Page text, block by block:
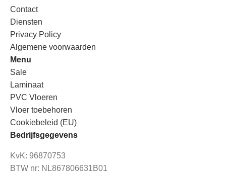
Contact
Diensten
Privacy Policy
Algemene voorwaarden
Menu
Sale
Laminaat
PVC Vloeren
Vloer toebehoren
Cookiebeleid (EU)
Bedrijfsgegevens
KvK: 96870753
BTW nr: NL867806631B01